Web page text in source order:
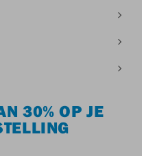
30% OP JE